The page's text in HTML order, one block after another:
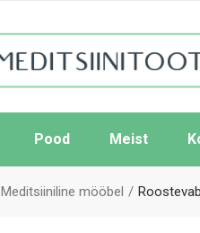
Pood Meist
Meditsiiniline mööbel